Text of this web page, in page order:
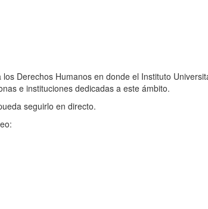
Derechos Humanos en donde el Instituto
e instituciones dedicadas a este ámbito.
seguirlo en directo.